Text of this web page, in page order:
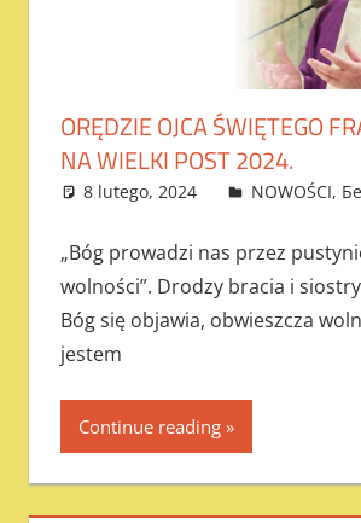
ORĘDZIE OJCA ŚWIĘTEGO
NA WIELKI POST 2024.
8 lutego, 2024 admin
NOWOŚCI,
„Bóg prowadzi nas przez
wolności”. Drodzy bracia i
Bóg się objawia, obwieszcza
jestem
Continue reading